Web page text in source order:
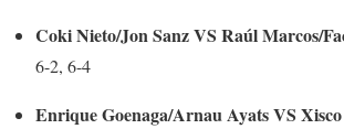
Coki Nieto/Jon Sanz VS Raúl Marcos/
6-2, 6-4
Enrique Goenaga/Arnau Ayats VS